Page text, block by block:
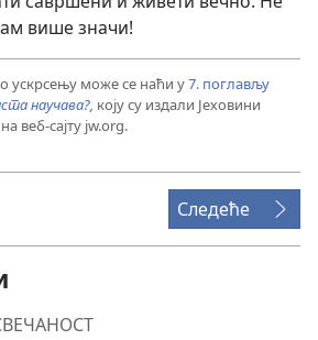
више значи!
ускрсењу може се наћи у7. поглављу
научава?, коју су издали Јеховини
веб-сајту jw.org.
Следеће